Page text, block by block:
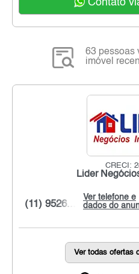
Contato
63 pessoas
imóvel
CRECI:
Lider
Ver telefone e
dados do
(11) 9526...
Ver todas ofertas